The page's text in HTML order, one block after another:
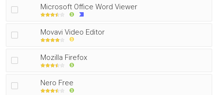
Microsoft Office Word Viewer
Movavi Video Editor
Mozilla Firefox
Nero Free